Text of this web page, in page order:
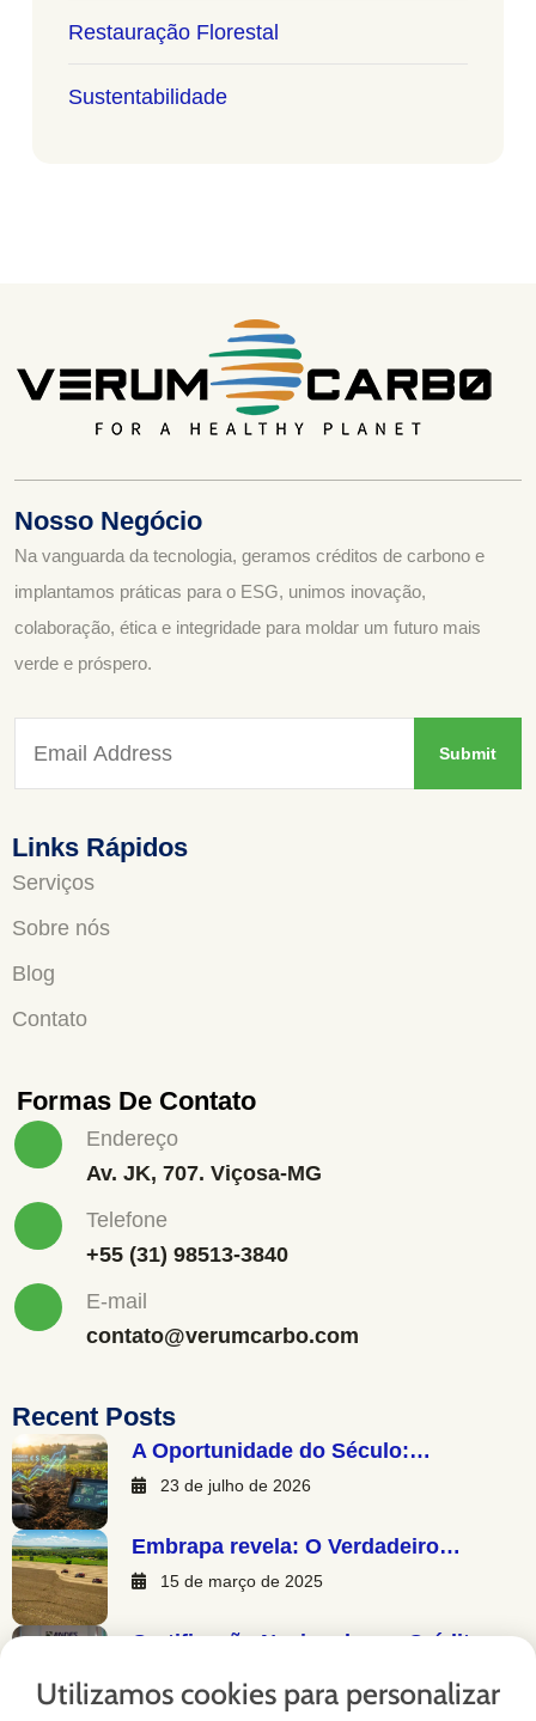
Restauração Florestal
Sustentabilidade
Nosso Negócio
Na vanguarda da tecnologia, geramos créditos de carbono e
implantamos práticas para o ESG, unimos inovação,
colaboração, ética e integridade para moldar um futuro mais
verde e próspero.
Links Rápidos
Serviços
Sobre nós
Blog
Contato
Formas De Contato
Endereço
Av. JK, 707. Viçosa-MG
Telefone
+55 (31) 98513-3840
E-mail
contato@verumcarbo.com
Recent Posts
A Oportunidade do Século:…
23 de julho de 2026
Embrapa revela: O Verdadeiro…
15 de março de 2025
Certificação Nacional para Créditos…
Utilizamos cookies para personalizar